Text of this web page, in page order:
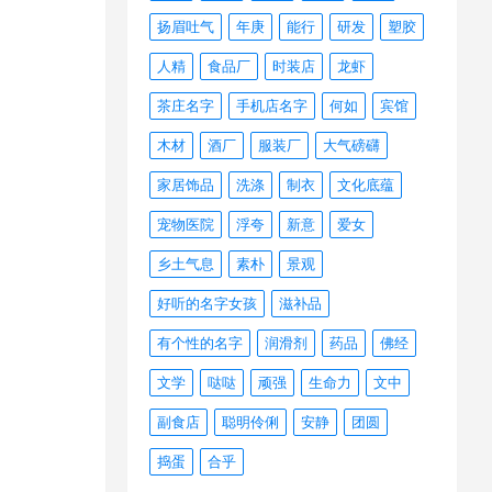
扬眉吐气 年庚 能行 研发 塑胶
人精 食品厂 时装店 龙虾
茶庄名字 手机店名字 何如 宾馆
木材 酒厂 服装厂 大气磅礴
家居饰品 洗涤 制衣 文化底蕴
宠物医院 浮夸 新意 爱女
乡土气息 素朴 景观
好听的名字女孩 滋补品
有个性的名字 润滑剂 药品 佛经
文学 哒哒 顽强 生命力 文中
副食店 聪明伶俐 安静 团圆
捣蛋 合乎